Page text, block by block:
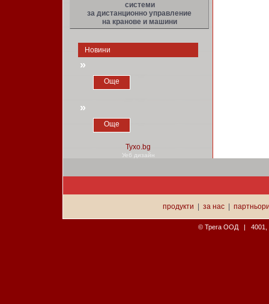
системи
за дистанционно управление
на кранове и машини
Новини
»
Още
»
Още
Уеб дизайн
продукти за нас|
© Трега ООД | 4001,